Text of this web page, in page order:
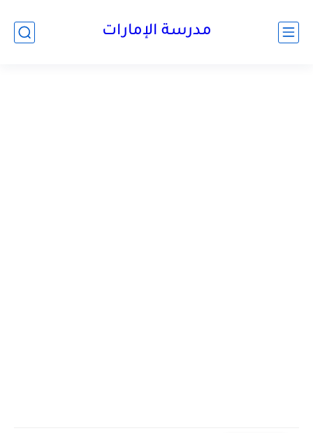
مدرسة الإمارات